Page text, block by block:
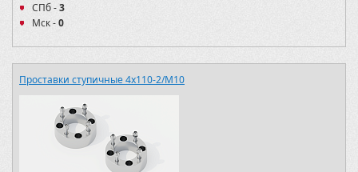
СПб -3
Мск -0
Проставки ступичные 4х110-2/M10